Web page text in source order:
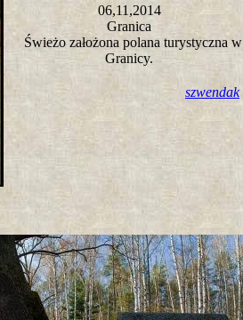
06,11,2014
Granica
Świeżo założona polana turystyczna w
Granicy.
szwendak